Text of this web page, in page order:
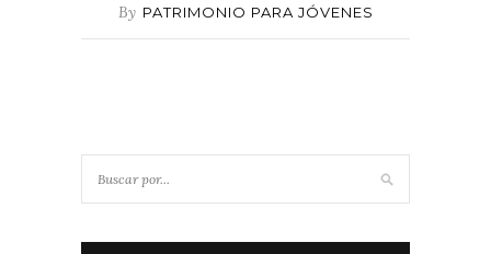
By PATRIMONIO PARA JÓVENES